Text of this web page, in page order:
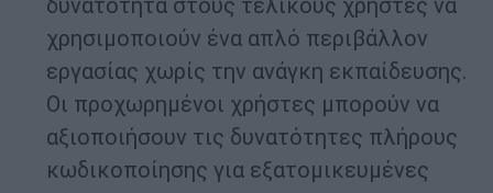
δυνατότητα στους τελικούς χρήστες να
χρησιμοποιούν ένα απλό περιβάλλον
εργασίας χωρίς την ανάγκη εκπαίδευσης.
Οι προχωρημένοι χρήστες μπορούν να
αξιοποιήσουν τις δυνατότητες πλήρους
κωδικοποίησης για εξατομικευμένες